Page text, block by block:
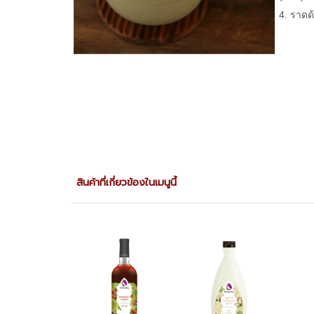
4. ราด
สินค้าที่เกี่ยวข้องในเมนูนี้